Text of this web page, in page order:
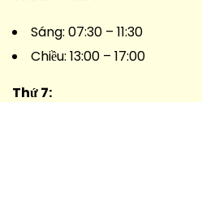
Sáng: 07:30 – 11:30
Chiều: 13:00 – 17:00
Thứ 7: